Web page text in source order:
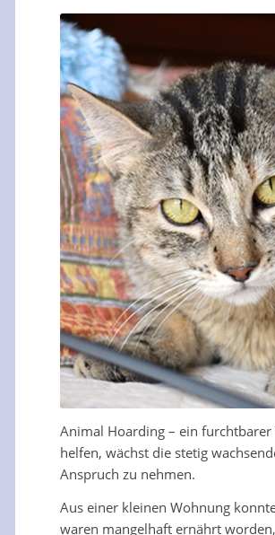
Animal Hoarding – ein furchtbarer
helfen, wächst die stetig
Anspruch zu nehmen.
Aus einer kleinen Wohnung
waren mangelhaft ernährt